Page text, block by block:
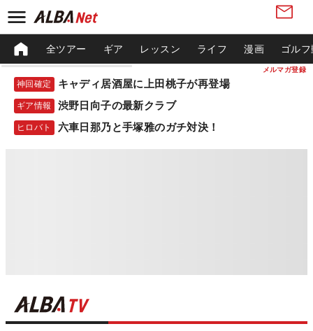
メルマガ登録
全ツアー ギア レッスン ライフ 漫画 ゴル
神回確定 キャディ居酒屋に上田桃子が再登場
ギア情報 渋野日向子の最新クラブ
ヒロバト 六車日那乃と手塚雅のガチ対決！